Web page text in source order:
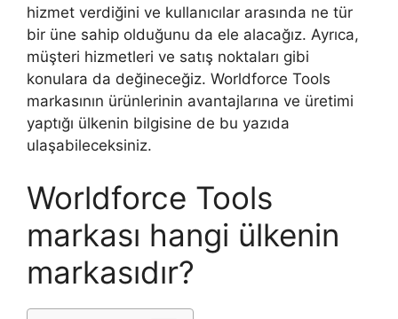
hizmet verdiğini ve kullanıcılar arasında ne tür
bir üne sahip olduğunu da ele alacağız. Ayrıca,
müşteri hizmetleri ve satış noktaları gibi
konulara da değineceğiz. Worldforce Tools
markasının ürünlerinin avantajlarına ve üretimi
yaptığı ülkenin bilgisine de bu yazıda
ulaşabileceksiniz.
Worldforce Tools
markası hangi ülkenin
markasıdır?